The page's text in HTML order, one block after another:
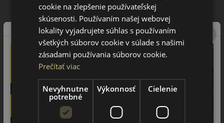
cookie na zlepšenie používateľskej
skúsenosti. Používaním našej webovej
lokality vyjadrujete súhlas s používaním
všetkých súborov cookie v súlade s našimi
zásadami používania súborov cookie.
Prečítať viac
Nevyhnutne
potrebné
Výkonnosť Cielenie